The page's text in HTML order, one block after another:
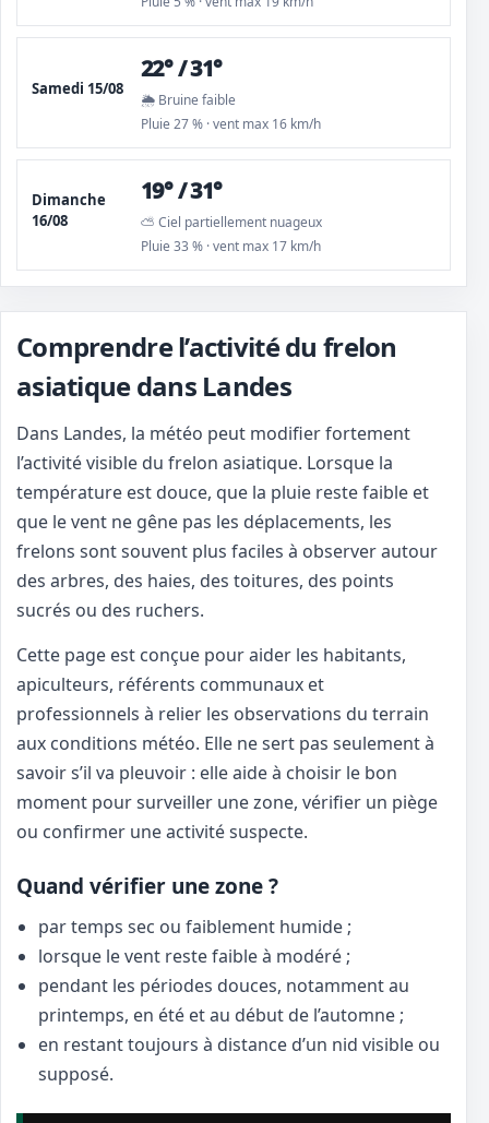
Samedi 15/08
22° / 31°
🌦️ Bruine faible
Pluie 27 % · vent max 16 km/h
Dimanche
16/08
19° / 31°
⛅ Ciel partiellement nuageux
Pluie 33 % · vent max 17 km/h
Comprendre l’activité du frelon
asiatique dans Landes
Dans Landes, la météo peut modifier fortement
l’activité visible du frelon asiatique. Lorsque la
température est douce, que la pluie reste faible et
que le vent ne gêne pas les déplacements, les
frelons sont souvent plus faciles à observer autour
des arbres, des haies, des toitures, des points
sucrés ou des ruchers.
Cette page est conçue pour aider les habitants,
apiculteurs, référents communaux et
professionnels à relier les observations du terrain
aux conditions météo. Elle ne sert pas seulement à
savoir s’il va pleuvoir : elle aide à choisir le bon
moment pour surveiller une zone, vérifier un piège
ou confirmer une activité suspecte.
Quand vérifier une zone ?
par temps sec ou faiblement humide ;
lorsque le vent reste faible à modéré ;
pendant les périodes douces, notamment au
printemps, en été et au début de l’automne ;
en restant toujours à distance d’un nid visible ou
supposé.